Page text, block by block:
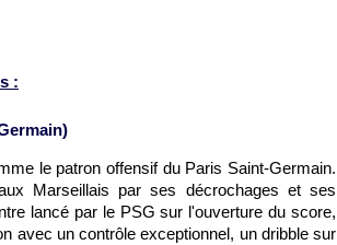
:
le patron offensif du Paris Saint-Germain.
Marseillais par ses décrochages et ses
lancé par le PSG sur l'ouverture du score,
avec un contrôle exceptionnel, un dribble sur